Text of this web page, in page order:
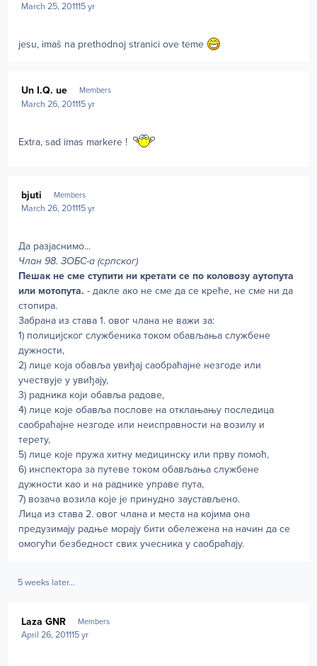
March 25, 201115 yr
jesu, imaš na prethodnoj stranici ove teme
Un I.Q. ue Members
March 26, 201115 yr
Extra, sad imas markere !
bjuti Members
March 26, 201115 yr
Да разјаснимо...
Члан 98. ЗОБС-а (српског)
Пешак не сме ступити ни кретати се по коловозу аутопута
или мотопута. - дакле ако не сме да се креће, не сме ни да
стопира.
Забрана из става 1. овог члана не важи за:
1) полицијског службеника током обављања службене
дужности,
2) лице која обавља увиђај саобраћајне незгоде или
учествује у увиђају,
3) радника који обавља радове,
4) лице које обавља послове на отклањању последица
саобраћајне незгоде или неисправности на возилу и
терету,
5) лице које пружа хитну медицинску или прву помоћ,
6) инспектора за путеве током обављања службене
дужности као и на раднике управе пута,
7) возача возила које је принудно заустављено.
Лица из става 2. овог члана и места на којима она
предузимају радње морају бити обележена на начин да се
омогући безбедност свих учесника у саобраћају.
5 weeks later...
Laza GNR Members
April 26, 201115 yr